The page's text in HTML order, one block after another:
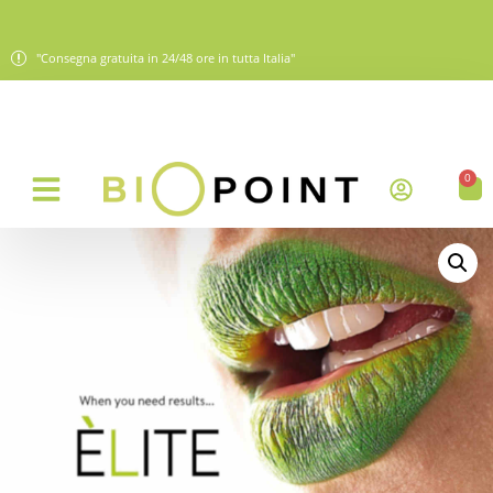
"Consegna gratuita in 24/48 ore in tutta Italia"
0